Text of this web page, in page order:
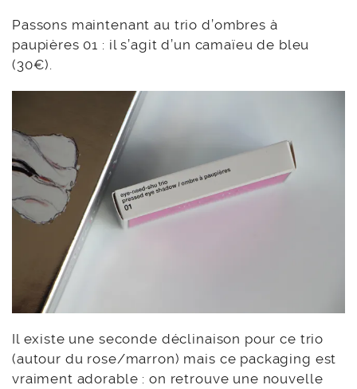
Passons maintenant au trio d’ombres à
paupières 01 : il s’agit d’un camaïeu de bleu
(30€).
Il existe une seconde déclinaison pour ce trio
(autour du rose/marron) mais ce packaging est
vraiment adorable : on retrouve une nouvelle